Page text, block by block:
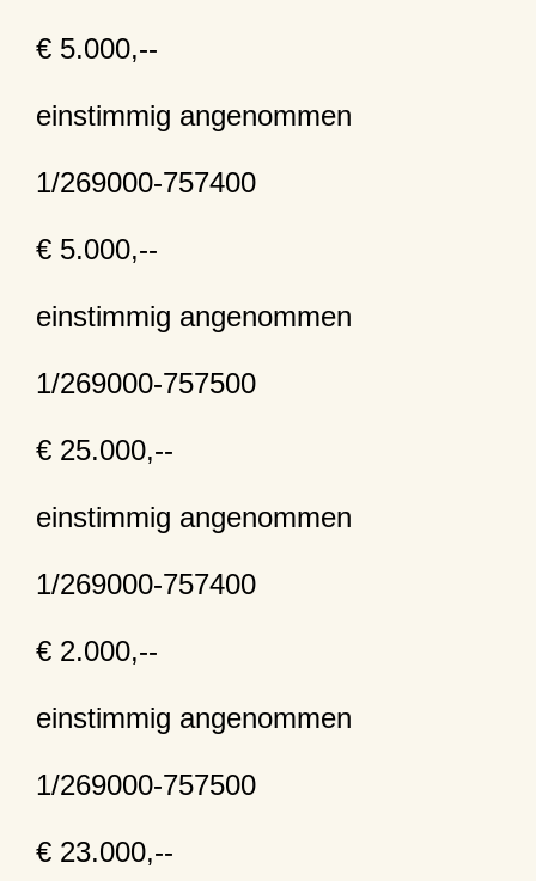
€ 5.000,--
einstimmig angenommen
1/269000-757400
€ 5.000,--
einstimmig angenommen
1/269000-757500
€ 25.000,--
einstimmig angenommen
1/269000-757400
€ 2.000,--
einstimmig angenommen
1/269000-757500
€ 23.000,--